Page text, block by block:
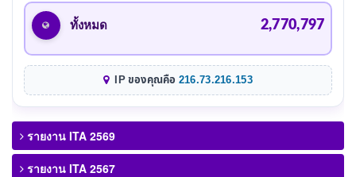
ทั้งหมด 2,770,797
IP ของคุณคือ 216.73.216.153
รายงาน ITA 2569
รายงาน ITA 2567